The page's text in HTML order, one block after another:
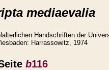
mediaevalia
Handschriften der
Harrassowitz, 1974
b116